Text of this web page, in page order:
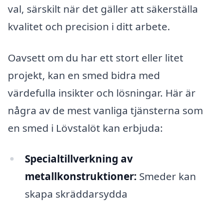
val, särskilt när det gäller att säkerställa
kvalitet och precision i ditt arbete.
Oavsett om du har ett stort eller litet
projekt, kan en smed bidra med
värdefulla insikter och lösningar. Här är
några av de mest vanliga tjänsterna som
en smed i Lövstalöt kan erbjuda:
Specialtillverkning av
metallkonstruktioner: Smeder kan
skapa skräddarsydda